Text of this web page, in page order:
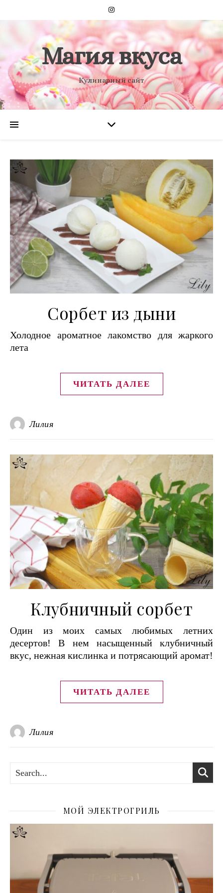
Магия вкуса
Кулинарный сайт
Сорбет из дыни
Холодное ароматное лакомство для жаркого
лета
ЧИТАТЬ ДАЛЕЕ
Лилия
Клубничный сорбет
Один из моих самых любимых летних
десертов! В нем насыщенный клубничный
вкус, нежная кислинка и потрясающий аромат!
ЧИТАТЬ ДАЛЕЕ
Лилия
МОЙ ЭЛЕКТРОГРИЛЬ